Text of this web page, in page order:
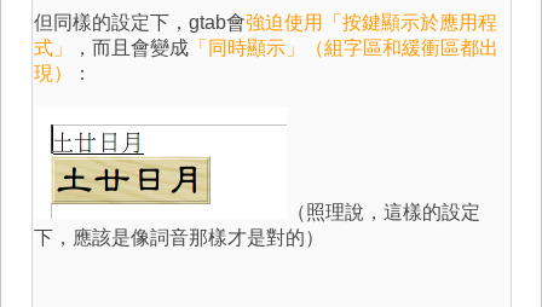
但同樣的設定下，gtab會強迫使用「按鍵顯示於應用程
式」
，而且會變成「同時顯示」（組字區和緩衝區都出
現）
：
（照理說，這樣的設定
下，應該是像詞音那樣才是對的）